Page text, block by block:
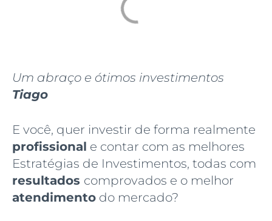
Um abraço e ótimos investimentos
Tiago
E você, quer investir de forma realmente
profissional e contar com as melhores
Estratégias de Investimentos, todas com
resultados comprovados e o melhor
atendimento do mercado?